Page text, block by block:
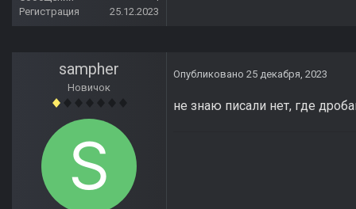
Регистрация
25.12.2023
sampher
Новичок
Опубликовано 25 декабря, 2023
не знаю писали нет, где